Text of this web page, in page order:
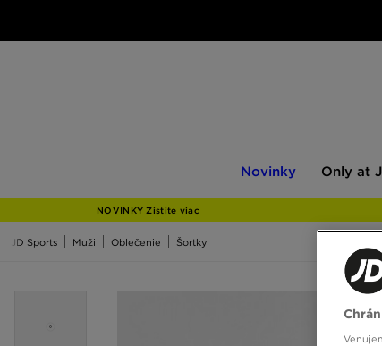
Novinky
JD
Only at
NOVINKY Zistite viac
JD Sports Muži Oblečenie Šortky